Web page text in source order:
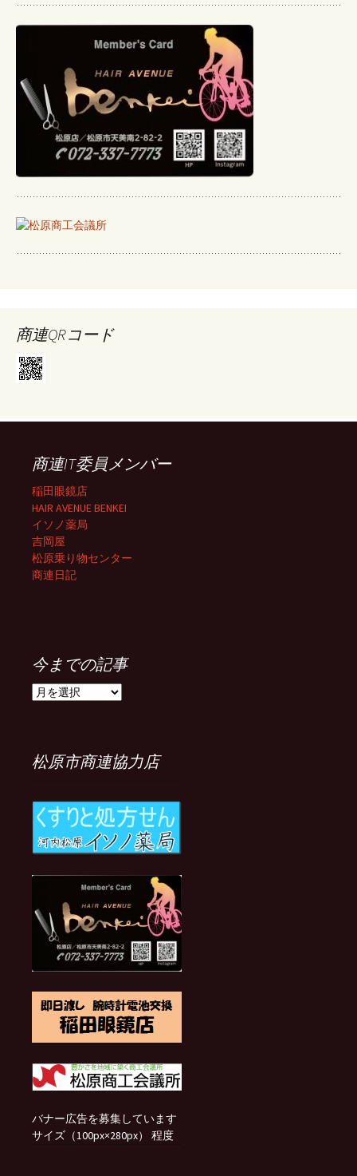
商連QRコード
商連IT委員メンバー
稲田眼鏡店
HAIR AVENUE BENKEI
イソノ薬局
吉岡屋
松原乗り物センター
商連日記
今までの記事
今
記
事
松原市商連協力店
バナー広告を募集しています
サイズ（100px×280px） 程度